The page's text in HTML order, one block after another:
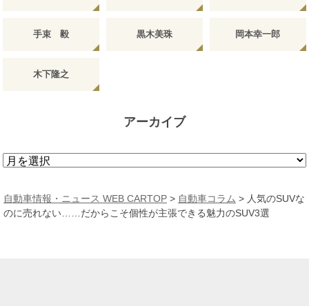
手束 毅 黒木美珠 岡本幸一郎
木下隆之
アーカイブ
ア
カ
イ
自動車情報・ニュース WEB CARTOP > 自動車コラム > 人気のSUVな
のに売れない……だからこそ個性が主張できる魅力のSUV3選